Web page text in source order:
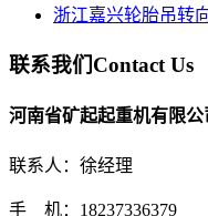
浙江嘉兴轮胎吊转
联系我们Contact Us
河南省矿起起重机有限公
联系人：徐经理
手 机：18237336379